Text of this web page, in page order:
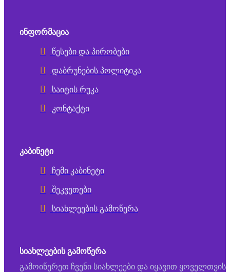
ᲘᲜᲤᲝᲠᲛᲐᲪᲘᲐ
წესები და პირობები
დაბრუნების პოლიტიკა
საიტის რუკა
კონტაქტი
ᲙᲐᲑᲘᲜᲔᲢᲘ
ჩემი კაბინეტი
შეკვეთები
სიახლეების გამოწერა
ᲡᲘᲐᲮᲚᲔᲔᲑᲘᲡ ᲒᲐᲛᲝᲬᲔᲠᲐ
გამოიწერეთ ჩვენი სიახლეები და იყავით ყოველთვის